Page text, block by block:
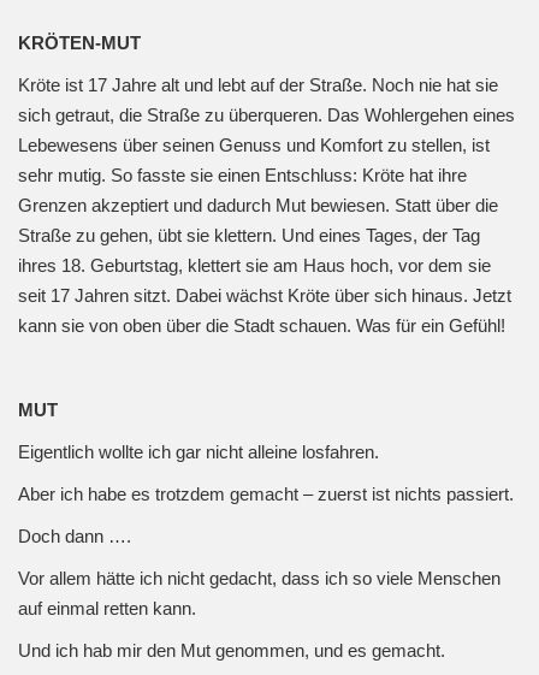
KRÖTEN-MUT
Kröte ist 17 Jahre alt und lebt auf der Straße. Noch nie hat sie
sich getraut, die Straße zu überqueren. Das Wohlergehen eines
Lebewesens über seinen Genuss und Komfort zu stellen, ist
sehr mutig. So fasste sie einen Entschluss: Kröte hat ihre
Grenzen akzeptiert und dadurch Mut bewiesen. Statt über die
Straße zu gehen, übt sie klettern. Und eines Tages, der Tag
ihres 18. Geburtstag, klettert sie am Haus hoch, vor dem sie
seit 17 Jahren sitzt. Dabei wächst Kröte über sich hinaus. Jetzt
kann sie von oben über die Stadt schauen. Was für ein Gefühl!
MUT
Eigentlich wollte ich gar nicht alleine losfahren.
Aber ich habe es trotzdem gemacht – zuerst ist nichts passiert.
Doch dann ….
Vor allem hätte ich nicht gedacht, dass ich so viele Menschen
auf einmal retten kann.
Und ich hab mir den Mut genommen, und es gemacht.